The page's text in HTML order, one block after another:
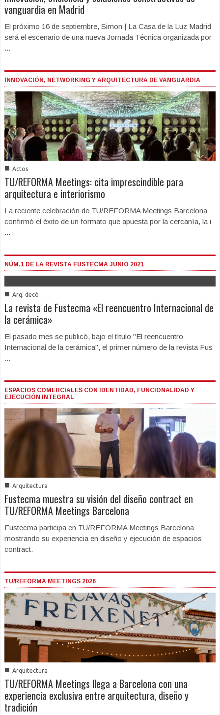
vanguardia en Madrid
El próximo 16 de septiembre, Simon | La Casa de la Luz Madrid
será el escenario de una nueva Jornada Técnica organizada por
...
INNOVACIÓN, NETWORKING Y ARQUITECTURA DE VANGUARDIA
■ Actos
TU/REFORMA Meetings: cita imprescindible para
arquitectura e interiorismo
La reciente celebración de TU/REFORMA Meetings Barcelona
confirmó el éxito de un formato que apuesta por la cercanía, la i
...
NÚM.1 DE LA REVISTA FUSTECMA JUNIO 2021
■ Arq. decó
La revista de Fustecma «El reencuentro Internacional de
la cerámica»
El pasado mes se publicó, bajo el título "El reencuentro
Internacional de la cerámica", el primer número de la revista Fus
...
ESPACIOS COMERCIALES CON IDENTIDAD, FUNCIONALIDAD Y
EJECUCIÓN INTEGRAL
■ Arquitectura
Fustecma muestra su visión del diseño contract en
TU/REFORMA Meetings Barcelona
Fustecma participa en TU/REFORMA Meetings Barcelona
mostrando su experiencia en diseño y ejecución de espacios
contract.
TU/REFORMA MEETINGS 2026
■ Arquitectura
TU/REFORMA Meetings llega a Barcelona con una
experiencia exclusiva entre arquitectura, diseño y
tradición